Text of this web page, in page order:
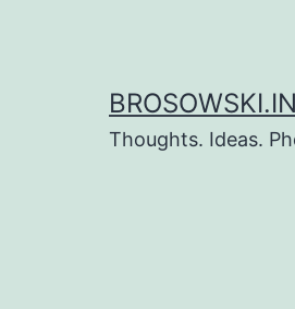
Thoughts. Ideas.